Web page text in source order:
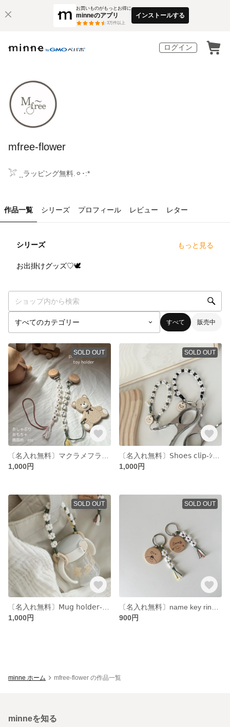
お買いものがもっとお得に
minneのアプリ
3万件以上
インストールする
ログイン
mfree-flower
𓅯 ⸒⸒ラッピング無料.⚪︎･:*
作品一覧 シリーズ プロフィール レビュー レター
シリーズ もっと見る
お出掛けグッズ♡🕊️
すべて 販売中
SOLD OUT
1,000円
SOLD OUT
1,000円
SOLD OUT
1,000円
SOLD OUT
900円
minne ホーム mfree-flower の作品一覧
minneを知る